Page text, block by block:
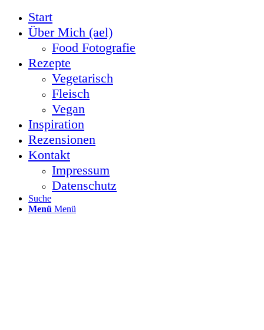
Start
Über Mich (ael)
Food Fotografie
Rezepte
Vegetarisch
Fleisch
Vegan
Inspiration
Rezensionen
Kontakt
Impressum
Datenschutz
Suche
Menü Menü